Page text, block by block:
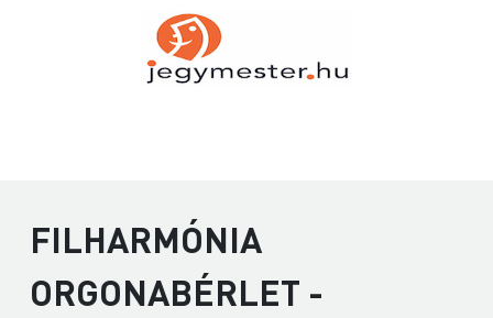
FILHARMÓNIA
ORGONABÉRLET -